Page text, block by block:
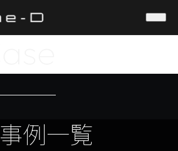
事例一覧